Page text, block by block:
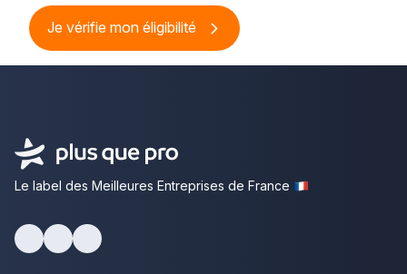
Je vérifie mon éligibilité
Le label des Meilleures Entreprises de France